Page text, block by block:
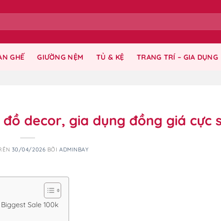
GHẾ GIƯỜNG NỆM TỦ & KỆ TRANG TRÍ – GIA DỤNG
decor, gia dụng đồng giá cực
30/04/2026 BỞIADMINBAY
Sale 100k